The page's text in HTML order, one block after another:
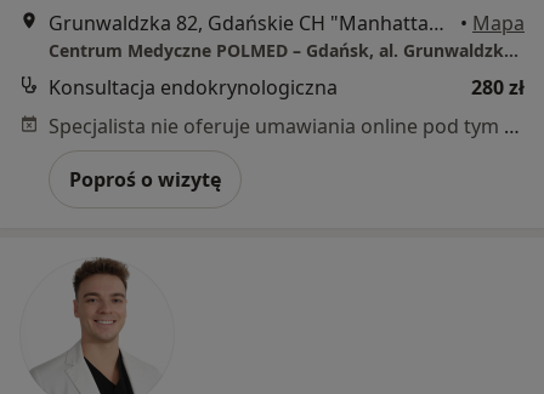
Grunwaldzka 82, Gdańskie CH "Manhattan", Gdańsk • Mapa
Centrum Medyczne POLMED – Gdańsk, al. Grunwaldzka 82
Konsultacja endokrynologiczna
280 zł
Specjalista nie oferuje umawiania online pod tym adresem.
Poproś o wizytę